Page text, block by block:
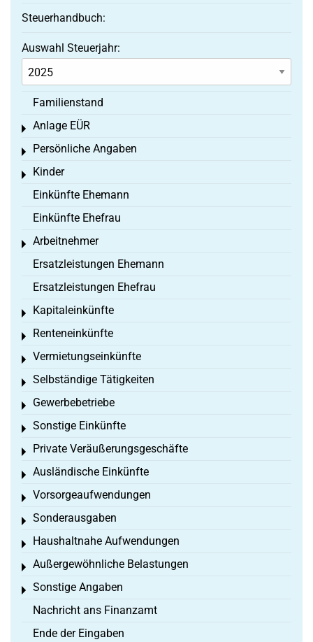
Steuerhandbuch:
Auswahl Steuerjahr:
Familienstand
Anlage EÜR
Toggle menu
Persönliche Angaben
Toggle menu
Kinder
Toggle menu
Einkünfte Ehemann
Einkünfte Ehefrau
Arbeitnehmer
Toggle menu
Ersatzleistungen Ehemann
Ersatzleistungen Ehefrau
Kapitaleinkünfte
Toggle menu
Renteneinkünfte
Toggle menu
Vermietungseinkünfte
Toggle menu
Selbständige Tätigkeiten
Toggle menu
Gewerbebetriebe
Toggle menu
Sonstige Einkünfte
Toggle menu
Private Veräußerungsgeschäfte
Toggle menu
Ausländische Einkünfte
Toggle menu
Vorsorgeaufwendungen
Toggle menu
Sonderausgaben
Toggle menu
Haushaltnahe Aufwendungen
Toggle menu
Außergewöhnliche Belastungen
Toggle menu
Sonstige Angaben
Toggle menu
Nachricht ans Finanzamt
Ende der Eingaben